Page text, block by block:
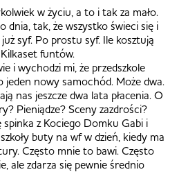
w życiu, a to i tak za mało.
dnia, tak, że wszystko świeci się i
syf. Po prostu syf. Ile kosztują
funtów.
i wychodzi mi, że przedszkole
jeden nowy samochód. Może dwa.
nas jeszcze dwa lata płacenia. O
Pieniądze? Sceny zazdrości?
spinka z Kociego Domku Gabi i
buty na wf w dzień, kiedy ma
Często mnie to bawi. Często
ale zdarza się pewnie średnio